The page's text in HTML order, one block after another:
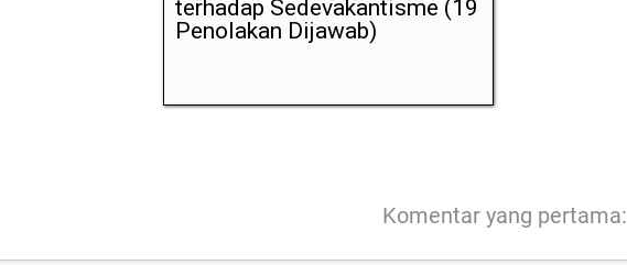
terhadap Sedevakantisme (19
Penolakan Dijawab)
Komentar yang pertama: